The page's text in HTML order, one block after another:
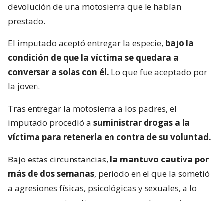
devolución de una motosierra que le habían
prestado.
El imputado aceptó entregar la especie, bajo la
condición de que la víctima se quedara a
conversar a solas con él. Lo que fue aceptado por
la joven.
Tras entregar la motosierra a los padres, el
imputado procedió a suministrar drogas a la
víctima para retenerla en contra de su voluntad.
Bajo estas circunstancias, la mantuvo cautiva por
más de dos semanas, periodo en el que la sometió
a agresiones físicas, psicológicas y sexuales, a lo